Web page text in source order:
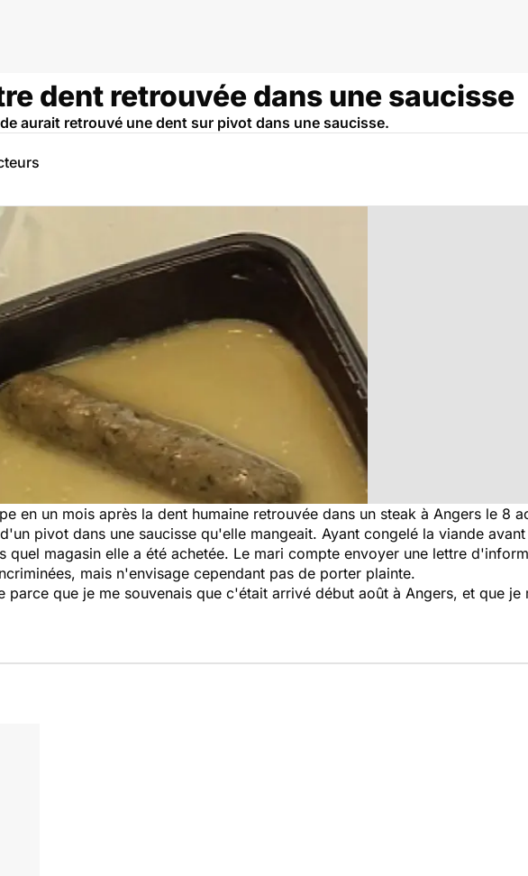
dent retrouvée dans une saucisse
aurait retrouvé une dent sur pivot dans une saucisse.
en un mois après la dent humaine retrouvée dans un steak à Angers le 8
pivot dans une saucisse qu'elle mangeait. Ayant congelé la viande
quel magasin elle a été achetée. Le mari compte envoyer une lettre
mais n'envisage cependant pas de porter plainte.
parce que je me souvenais que c'était arrivé début août à Angers, et que je